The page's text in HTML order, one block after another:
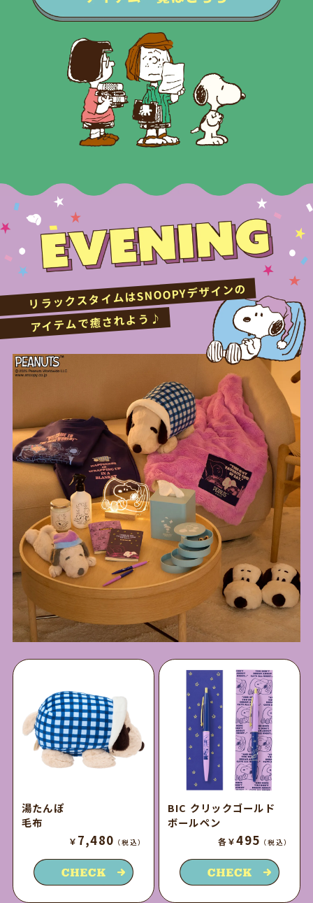
リラックスタイムはSNOOPYデザインの
アイテムで癒されよう♪
湯たんぽ
毛布
￥ 7,480 （税込）
BIC クリックゴールド
ボールペン
各￥495 （税込）